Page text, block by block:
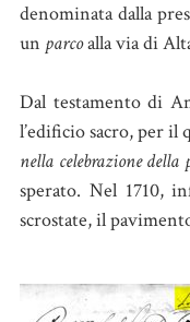
denominata dalla
un parcoalla via di
Dal testamento di
l’edificio sacro, per il
nella celebrazione della
sperato. Nel 1710,
scrostate, il